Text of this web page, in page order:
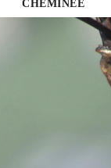
CHEMINÉE